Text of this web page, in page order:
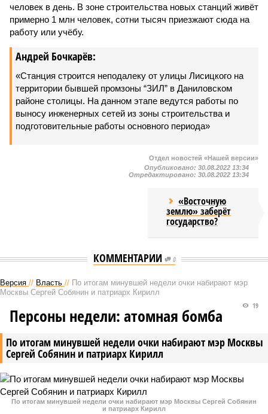
человек в день. В зоне строительства новых станций живёт
примерно 1 млн человек, сотни тысяч приезжают сюда на
работу или учёбу.
Андрей Бочкарёв:
«Станция строится неподалеку от улицы Лисицкого на
территории бывшей промзоны “ЗИЛ” в Даниловском
районе столицы. На данном этапе ведутся работы по
выносу инженерных сетей из зоны строительства и
подготовительные работы основного периода»
Отдел новостей «Нашей версии»
Опубликовано: 30.08.2022 13:34
Отредактировано: 30.08.2022 13:34
«Восточную
землю» заберёт
государство?
КОММЕНТАРИИ 0
Версия // Власть // По итогам минувшей недели очки набирают мэр
Москвы Сергей Собянин и патриарх Кирилл
По итогам минувшей недели очки набирают мэр Москвы
Сергей Собянин и патриарх Кирилл
19
Персоны недели: атомная бомба
По итогам минувшей недели очки набирают мэр Москвы Сергей Собянин
и патриарх Кирилл